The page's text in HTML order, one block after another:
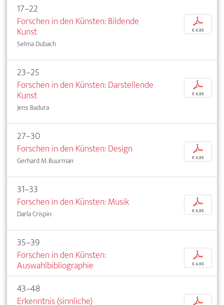
17–22
Forschen in den Künsten: Bildende
Kunst
Selma Dubach
p
€ 4,95
23–25
Forschen in den Künsten: Darstellende
Kunst
Jens Badura
p
€ 4,95
27–30
Forschen in den Künsten: Design
Gerhard M. Buurman
p
€ 4,95
31–33
Forschen in den Künsten: Musik
Darla Crispin
p
€ 4,95
35–39
Forschen in den Künsten:
Auswahlbibliographie
p
€ 4,95
43–48
Erkenntnis (sinnliche)
p